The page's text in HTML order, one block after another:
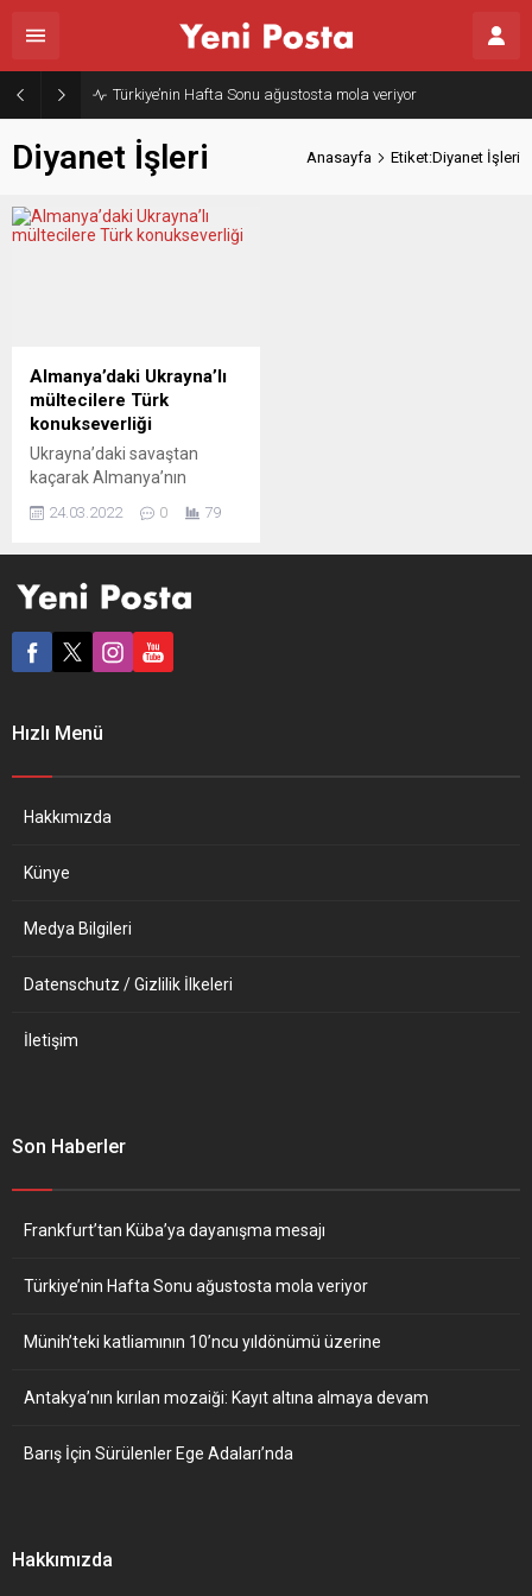
Türkiye’nin Hafta Sonu ağustosta mola veriyor
Diyanet İşleri Anasayfa Etiket:Diyanet İşleri
Almanya’daki Ukrayna’lı
mültecilere Türk
konukseverliği
Ukrayna’daki savaştan
kaçarak Almanya’nın
bölgede yaşayan Türkler
konukseverliği, Almanya’da
gösterdi. Diyanet İşleri Türk
İslam Birliğine (DİTİB) bağlı
Yusuf Aydın, Yaşlılar Heyeti
24.03.2022 0 79
Hızlı Menü
Hakkımızda
Künye
Medya Bilgileri
Datenschutz / Gizlilik İlkeleri
İletişim
Son Haberler
Frankfurt’tan Küba’ya dayanışma mesajı
Türkiye’nin Hafta Sonu ağustosta mola veriyor
Münih’teki katliamının 10’ncu yıldönümü üzerine
Antakya’nın kırılan mozaiği: Kayıt altına almaya devam
Barış İçin Sürülenler Ege Adaları’nda
Hakkımızda